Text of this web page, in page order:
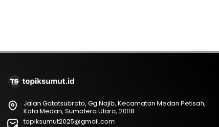
Jalan Gatotsubroto, Gg Najib, Kecamatan Medan Petisah,
Kota Medan, Sumatera Utara, 20118
topiksumut2025@gmail.com